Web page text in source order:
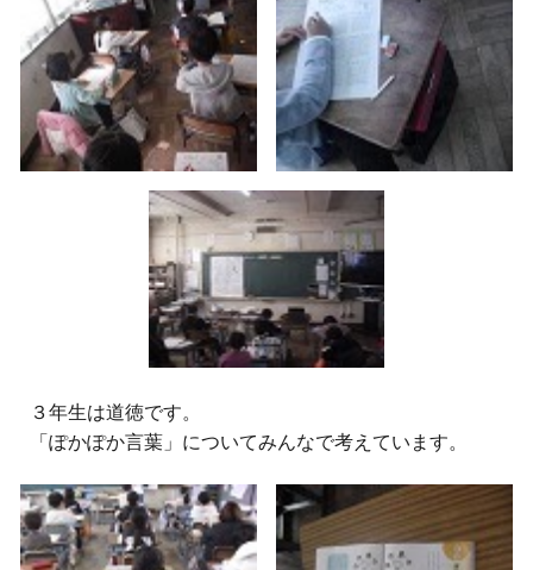
３年生は道徳です。
「ぽかぽか言葉」についてみんなで考えています。